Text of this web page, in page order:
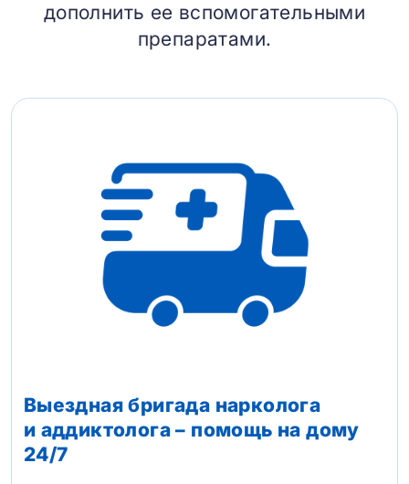
дополнить ее вспомогательными
препаратами.
Выездная бригада нарколога
и аддиктолога – помощь на дому
24/7